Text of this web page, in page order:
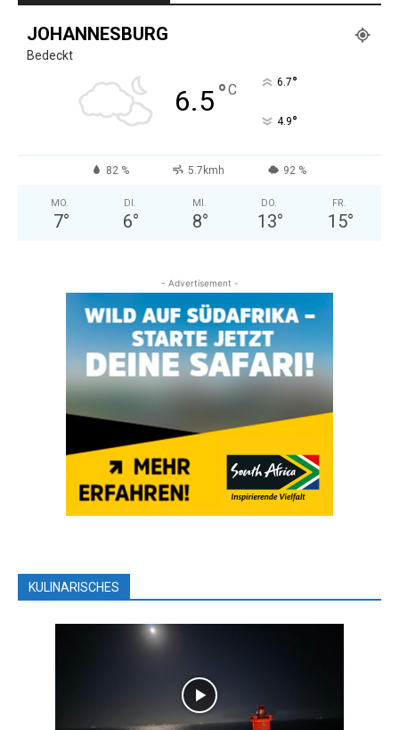
JOHANNESBURG
Bedeckt
6.5°C 6.7°
4.9°
82 % 5.7kmh 92 %
MO.
7°
DI.
6°
MI.
8°
DO.
13°
FR.
15°
- Advertisement -
KULINARISCHES